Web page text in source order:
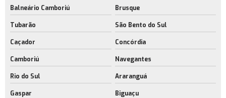
Balneário Camboriú Brusque
Tubarão São Bento do Sul
Caçador Concórdia
Camboriú Navegantes
Rio do Sul Araranguá
Gaspar Biguaçu